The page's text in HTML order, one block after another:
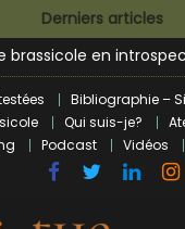
Derniers articles
brassicole en
de la révolution
artificielle dans le
par Tilray pour une
Bibliographie –
Qui suis-je?
Podcast Vidéos